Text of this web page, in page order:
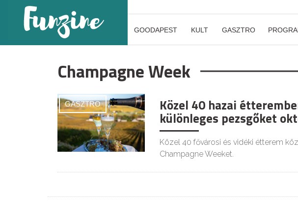
GOODAPEST KULT GASZTRO
Champagne Week
GASZTRO Közel 40 hazai
különleges pezsgőket
Közel 40 fővárosi és vidéki étterem
Champagne Weeket.